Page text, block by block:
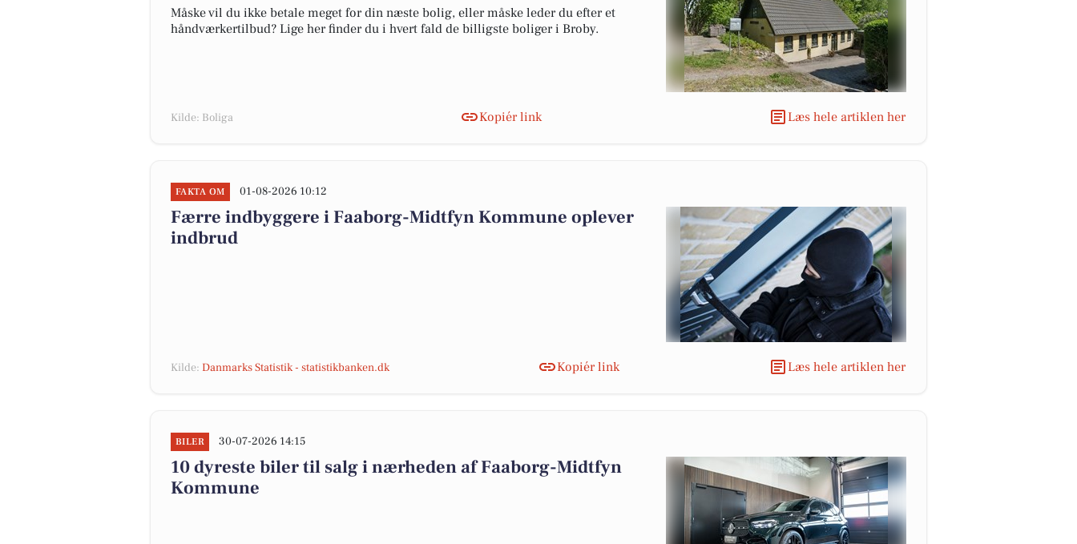
Måske vil du ikke betale meget for din næste bolig, eller måske leder du efter et
håndværkertilbud? Lige her finder du i hvert fald de billigste boliger i Broby.
Kilde: Boliga Kopiér link Læs hele artiklen her
FAKTA OM 01-08-2026 10:12
Færre indbyggere i Faaborg-Midtfyn Kommune oplever
indbrud
Kilde: Danmarks Statistik - statistikbanken.dk Kopiér link Læs hele artiklen her
BILER 30-07-2026 14:15
10 dyreste biler til salg i nærheden af Faaborg-Midtfyn
Kommune